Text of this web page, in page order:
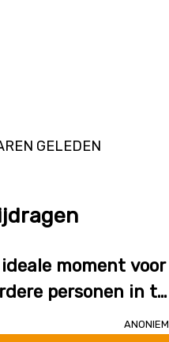
GELEDEN
moment voor
personen in te
Anoniem